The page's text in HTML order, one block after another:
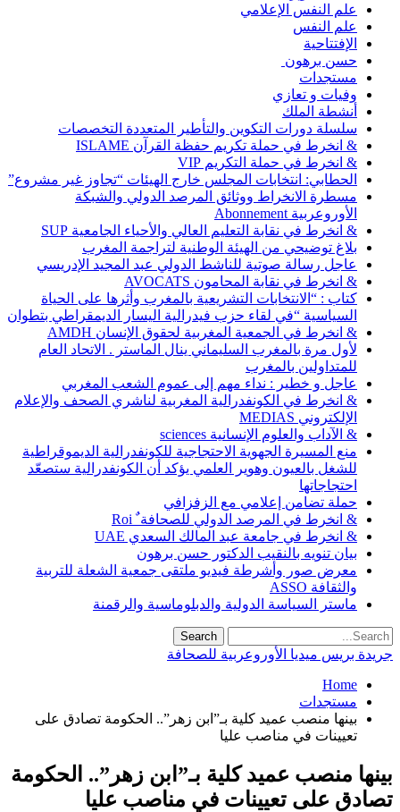
علم النفس الإعلامي
علم النفس
الإفتتاحية
حسن برهون
مستجدات
وفيات و تعازي
أنشطة الملك
سلسلة دورات التكوين والتأطير المتعددة التخصصات
& انخرط في حملة تكريم حفظة القرآن ISLAME
& انخرط في حملة التكريم VIP
الحطابي: انتخابات المجلس خارج الهيئات “تجاوز غير مشروع”
مسطرة الانخراط ووثائق المرصد الدولي والشبكة
الأوروعربية Abonnement
& انخرط في نقابة التعليم العالي والأحياء الجامعية SUP
بلاغ توضيحي من الهيئة الوطنية لتراجمة المغرب
عاجل رسالة صوتية للناشط الدولي عبد المجيد الإدريسي
& انخرط في نقابة المحامون AVOCATS
كتاب : “الانتخابات التشريعية بالمغرب وأثرها على الحياة
السياسية “في لقاء حزب فيدرالية اليسار الديمقراطي بتطوان
& انخرط في الجمعية المغربية لحقوق الإنسان AMDH
لأول مرة بالمغرب السليماني ينال الماستر . الاتحاد العام
للمتداولين بالمغرب
عاجل و خطير : نداء مهم إلى عموم الشعب المغربي
& انخرط في الكونفدرالية المغربية لناشري الصحف والإعلام
الإلكتروني MEDIAS
& الآداب والعلوم الإنسانية sciences
منع المسيرة الجهوية الاحتجاجية للكونفدرالية الديموقراطية
للشغل بالعيون وهوير العلمي يؤكد أن الكونفدرالية ستصعّد
احتجاجاتها
حملة تضامن إعلامي مع الزفزافي
& انخرط في المرصد الدولي للصحافة ٌ Roi
& انخرط في جامعة عبد المالك السعدي UAE
بيان تنويه بالنقيب الدكتور حسن برهون
معرض صور وأشرطة فيديو ملتقى جمعية الشعلة للتربية
والثقافة ASSO
ماستر السياسة الدولية والدبلوماسية والرقمنة
جريدة بريس ميديا الأوروعربية للصحافة
Home
مستجدات
بينها منصب عميد كلية بـ”ابن زهر”.. الحكومة تصادق على
تعيينات في مناصب عليا
بينها منصب عميد كلية بـ”ابن زهر”.. الحكومة
تصادق على تعيينات في مناصب عليا